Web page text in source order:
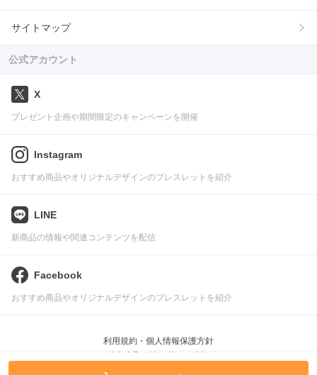
サイトマップ
公式アカウント
X
プレゼント企画や期間限定のキャンペーンを開催
Instagram
おすすめ商品やオリジナルデザインのブレスレットを紹介
LINE
新商品の情報や関連コンテンツを配信
Facebook
おすすめ商品やオリジナルデザインのブレスレットを紹介
利用規約・個人情報保護方針